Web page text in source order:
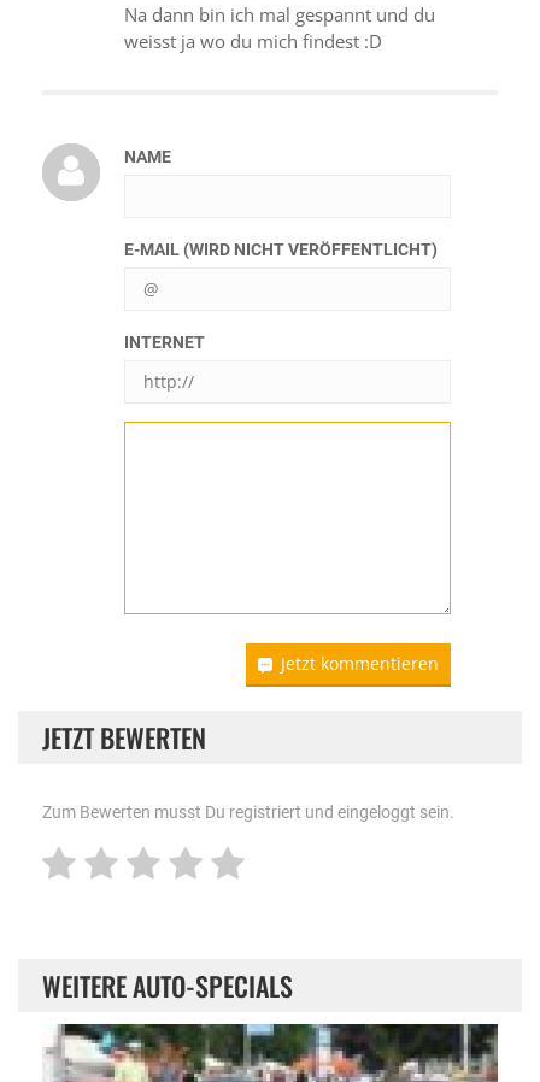
Na dann bin ich mal gespannt und du
weisst ja wo du mich findest :D
NAME
E-MAIL (WIRD NICHT VERÖFFENTLICHT)
INTERNET
Jetzt kommentieren
JETZT BEWERTEN
Zum Bewerten musst Du registriert und eingeloggt sein.
WEITERE AUTO-SPECIALS